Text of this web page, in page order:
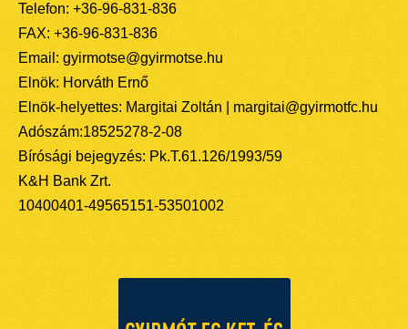
Telefon: +36-96-831-836
FAX: +36-96-831-836
Email: gyirmotse@gyirmotse.hu
Elnök: Horváth Ernő
Elnök-helyettes: Margitai Zoltán | margitai@gyirmotfc.hu
Adószám:18525278-2-08
Bírósági bejegyzés: Pk.T.61.126/1993/59
K&H Bank Zrt.
10400401-49565151-53501002